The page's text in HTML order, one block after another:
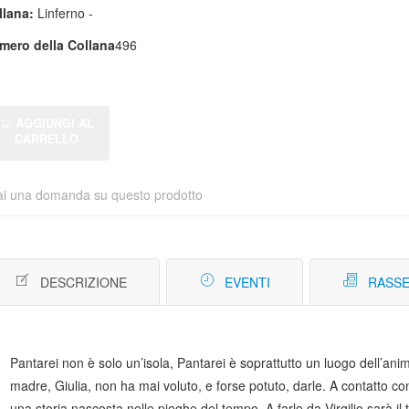
Linferno -
della Collana496
una domanda su questo prodotto
DESCRIZIONE EVENTI
Pantarei non è solo un’isola, Pantarei è soprattutto un luogo
madre, Giulia, non ha mai voluto, e forse potuto, darle. A contatto